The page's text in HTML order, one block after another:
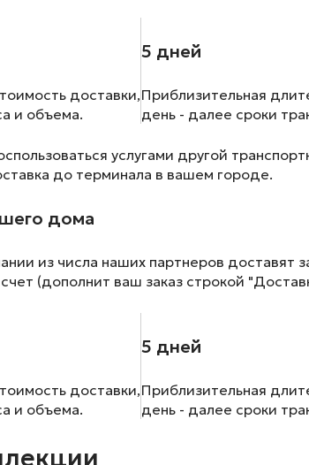
доставки,
и объема.
5 дней
Приблизительная
день - далее сроки
услугами другой
до терминала в вашем городе.
дома
из числа наших партнеров
(дополнит ваш заказ строкой
доставки,
и объема.
5 дней
Приблизительная
день - далее сроки